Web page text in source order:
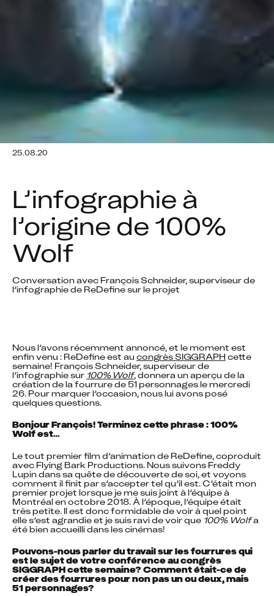
25.08.20
L’infographie à
l’origine de 100%
Wolf
Conversation avec François Schneider, superviseur de
l’infographie de ReDefine sur le projet
Nous l’avons récemment annoncé, et le moment est
enfin venu : ReDefine est au congrès SIGGRAPH cette
semaine! François Schneider, superviseur de
l’infographie sur 100% Wolf, donnera un aperçu de la
création de la fourrure de 51 personnages le mercredi
26. Pour marquer l’occasion, nous lui avons posé
quelques questions.
Bonjour François! Terminez cette phrase : 100%
Wolf est…
Le tout premier film d’animation de ReDefine, coproduit
avec Flying Bark Productions. Nous suivons Freddy
Lupin dans sa quête de découverte de soi, et voyons
comment il finit par s’accepter tel qu’il est. C’était mon
premier projet lorsque je me suis joint à l’équipe à
Montréal en octobre 2018. À l’époque, l’équipe était
très petite. Il est donc formidable de voir à quel point
elle s’est agrandie et je suis ravi de voir que 100% Wolf a
été bien accueilli dans les cinémas!
Pouvons-nous parler du travail sur les fourrures qui
est le sujet de votre conférence au congrès
SIGGRAPH cette semaine? Comment était-ce de
créer des fourrures pour non pas un ou deux, mais
51 personnages?